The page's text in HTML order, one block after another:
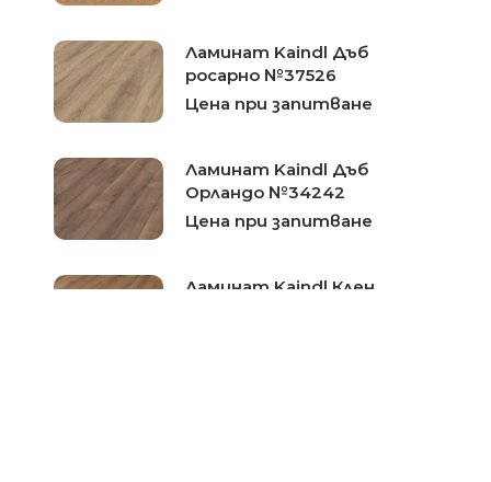
Ламинат Kaindl Дъб
росарно №37526
Цена при запитване
Ламинат Kaindl Дъб
Орландо №34242
Цена при запитване
Ламинат Kaindl Клен